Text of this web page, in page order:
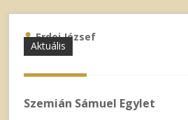
Aktuális
Erdei József
Szemián Sámuel Egylet